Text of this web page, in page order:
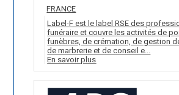
FRANCE
Label-F est le label RSE des
funéraire et couvre les activités de
funèbres, de crémation, de gestion
de marbrerie et de conseil e...
En savoir plus